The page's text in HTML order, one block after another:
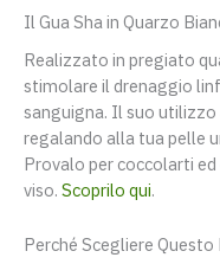
Il Gua Sha in Quarzo
Realizzato in pregiato
stimolare il drenaggio
sanguigna. Il suo
regalando alla tua pelle
Provalo per coccolarti
viso. Scoprilo qui.
Perché Scegliere Questo